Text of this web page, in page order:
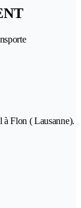
à Flon ( Lausanne).